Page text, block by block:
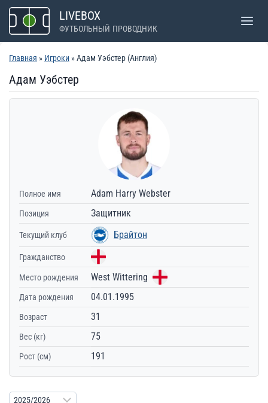
Перейти
содержимому
LIVEBOX
ФУТБОЛЬНЫЙ ПРОВОДНИК
Главная » Игроки » Адам Уэбстер (Англия)
Адам Уэбстер
Полное имя Adam Harry Webster
Позиция Защитник
Текущий клуб Брайтон
Гражданство
Место рождения West Wittering
Дата рождения 04.01.1995
Возраст 31
Вес (кг) 75
Рост (см) 191